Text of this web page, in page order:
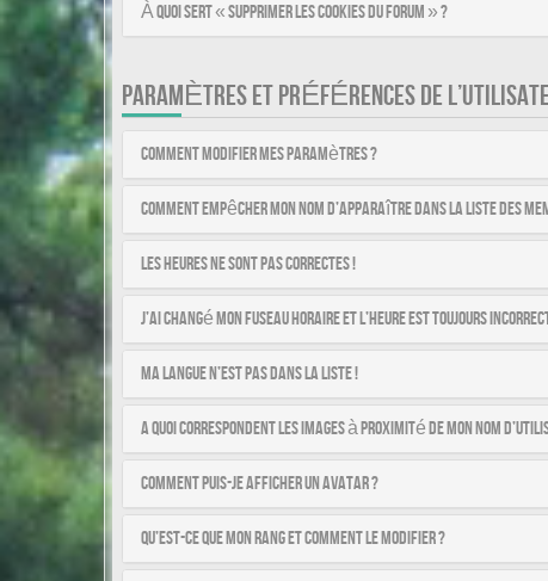
À quoi sert « Supprimer les cookies du forum » ?
PARAMÈTRES ET PRÉFÉRENCES DE
Comment modifier mes paramètres ?
Comment empêcher mon nom d’apparaître dans la liste des
Les heures ne sont pas correctes !
J’ai changé mon fuseau horaire et l’heure est toujours
Ma langue n’est pas dans la liste !
A quoi correspondent les images à proximité de mon nom
Comment puis-je afficher un avatar ?
Qu’est-ce que mon rang et comment le modifier ?